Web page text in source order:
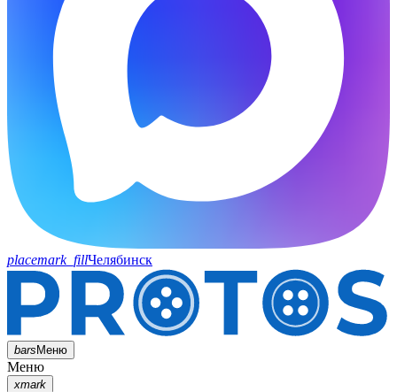
placemark_fillЧелябинск
barsМеню
Меню
xmark